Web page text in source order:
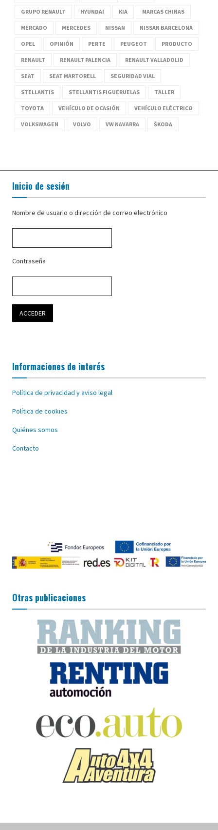
GRUPO RENAULT HYUNDAI KIA MARCAS CHINAS
MERCADO MERCEDES NISSAN NISSAN BARCELONA
OPEL OPINIÓN PERTE PEUGEOT PRODUCTO
RENAULT RENAULT PALENCIA RENAULT VALLADOLID
SEAT SEAT MARTORELL SEGURIDAD VIAL
STELLANTIS STELLANTIS FIGUERUELAS TALLER
TOYOTA VEHÍCULO DE OCASIÓN VEHÍCULO ELÉCTRICO
VOLKSWAGEN VOLVO VW NAVARRA ŠKODA
Inicio de sesión
Nombre de usuario o dirección de correo electrónico
Contraseña
Informaciones de interés
Política de privacidad y aviso legal
Política de cookies
Quiénes somos
Contacto
Otras publicaciones